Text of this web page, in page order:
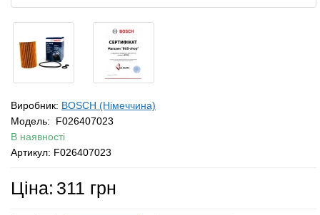
Виробник: BOSCH (Німеччина)
Модель:
F026407023
В наявності
Артикул: F026407023
Ціна: 311 грн